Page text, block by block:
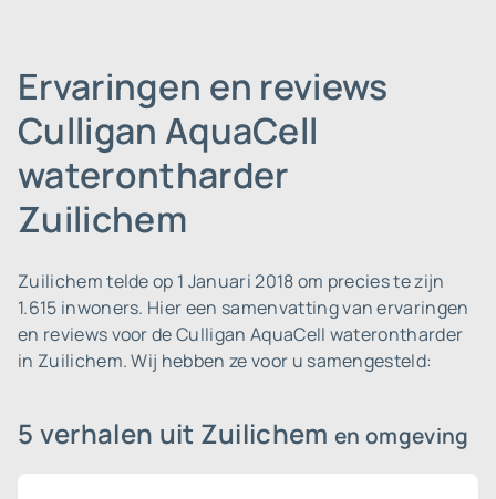
Ervaringen en reviews
Culligan AquaCell
waterontharder
Zuilichem
Zuilichem telde op 1 Januari 2018 om precies te zijn
1.615 inwoners. Hier een samenvatting van ervaringen
en reviews voor de Culligan AquaCell waterontharder
in Zuilichem. Wij hebben ze voor u samengesteld:
5 verhalen uit Zuilichem en omgeving